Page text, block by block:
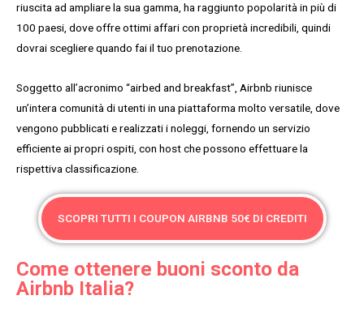
riuscita ad ampliare la sua gamma, ha raggiunto popolarità in più di
100 paesi, dove offre ottimi affari con proprietà incredibili, quindi
dovrai scegliere quando fai il tuo prenotazione.
Soggetto all’acronimo “airbed and breakfast”, Airbnb riunisce
un’intera comunità di utenti in una piattaforma molto versatile, dove
vengono pubblicati e realizzati i noleggi, fornendo un servizio
efficiente ai propri ospiti, con host che possono effettuare la
rispettiva classificazione.
SCOPRI TUTTI I COUPON AIRBNB 50€ DI CREDITI
Come ottenere buoni sconto da
Airbnb Italia?